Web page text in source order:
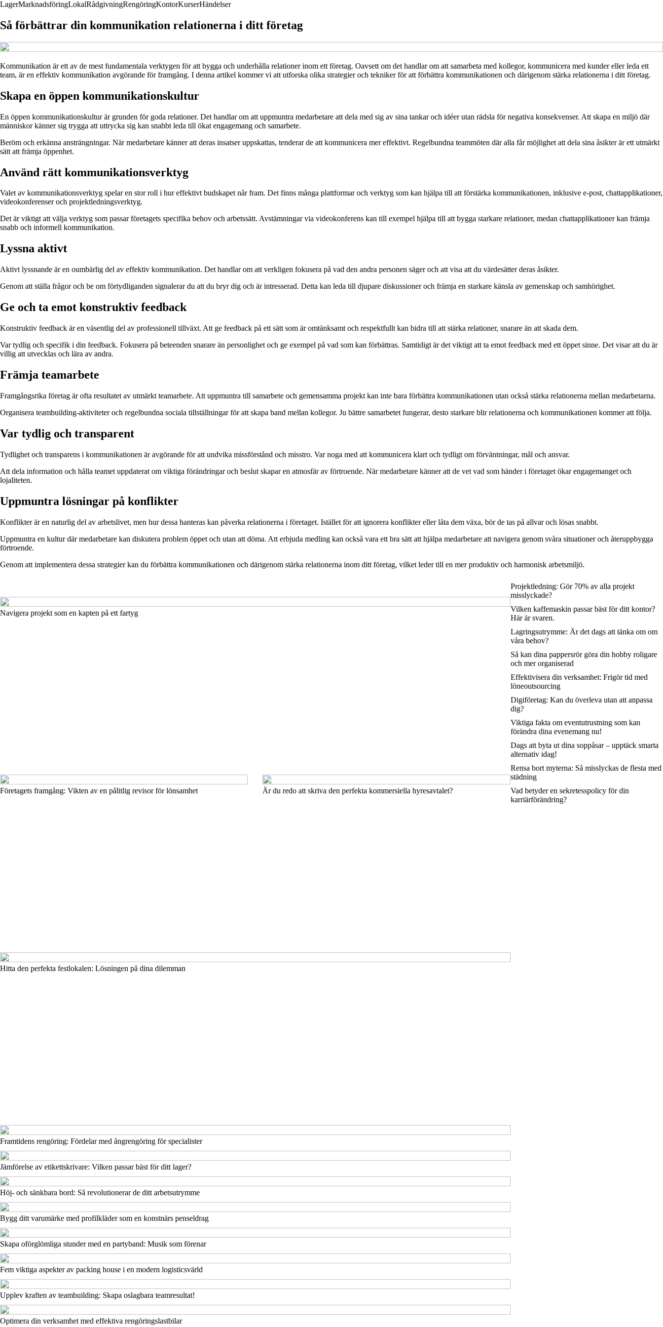
LagerMarknadsföringLokalRådgivningRengöringKontorKurserHändelser
Så förbättrar din kommunikation relationerna i ditt företag
Kommunikation är ett av de mest fundamentala verktygen för att bygga och underhålla relationer inom ett företag. Oavsett om det handlar om att samarbeta med kollegor, kommunicera med kunder eller leda ett
team, är en effektiv kommunikation avgörande för framgång. I denna artikel kommer vi att utforska olika strategier och tekniker för att förbättra kommunikationen och därigenom stärka relationerna i ditt företag.
Skapa en öppen kommunikationskultur
En öppen kommunikationskultur är grunden för goda relationer. Det handlar om att uppmuntra medarbetare att dela med sig av sina tankar och idéer utan rädsla för negativa konsekvenser. Att skapa en miljö där
människor känner sig trygga att uttrycka sig kan snabbt leda till ökat engagemang och samarbete.
Beröm och erkänna ansträngningar. När medarbetare känner att deras insatser uppskattas, tenderar de att kommunicera mer effektivt. Regelbundna teammöten där alla får möjlighet att dela sina åsikter är ett utmärkt
sätt att främja öppenhet.
Använd rätt kommunikationsverktyg
Valet av kommunikationsverktyg spelar en stor roll i hur effektivt budskapet når fram. Det finns många plattformar och verktyg som kan hjälpa till att förstärka kommunikationen, inklusive e-post, chattapplikationer,
videokonferenser och projektledningsverktyg.
Det är viktigt att välja verktyg som passar företagets specifika behov och arbetssätt. Avstämningar via videokonferens kan till exempel hjälpa till att bygga starkare relationer, medan chattapplikationer kan främja
snabb och informell kommunikation.
Lyssna aktivt
Aktivt lyssnande är en oumbärlig del av effektiv kommunikation. Det handlar om att verkligen fokusera på vad den andra personen säger och att visa att du värdesätter deras åsikter.
Genom att ställa frågor och be om förtydliganden signalerar du att du bryr dig och är intresserad. Detta kan leda till djupare diskussioner och främja en starkare känsla av gemenskap och samhörighet.
Ge och ta emot konstruktiv feedback
Konstruktiv feedback är en väsentlig del av professionell tillväxt. Att ge feedback på ett sätt som är omtänksamt och respektfullt kan bidra till att stärka relationer, snarare än att skada dem.
Var tydlig och specifik i din feedback. Fokusera på beteenden snarare än personlighet och ge exempel på vad som kan förbättras. Samtidigt är det viktigt att ta emot feedback med ett öppet sinne. Det visar att du är
villig att utvecklas och lära av andra.
Främja teamarbete
Framgångsrika företag är ofta resultatet av utmärkt teamarbete. Att uppmuntra till samarbete och gemensamma projekt kan inte bara förbättra kommunikationen utan också stärka relationerna mellan medarbetarna.
Organisera teambuilding-aktiviteter och regelbundna sociala tillställningar för att skapa band mellan kollegor. Ju bättre samarbetet fungerar, desto starkare blir relationerna och kommunikationen kommer att följa.
Var tydlig och transparent
Tydlighet och transparens i kommunikationen är avgörande för att undvika missförstånd och misstro. Var noga med att kommunicera klart och tydligt om förväntningar, mål och ansvar.
Att dela information och hålla teamet uppdaterat om viktiga förändringar och beslut skapar en atmosfär av förtroende. När medarbetare känner att de vet vad som händer i företaget ökar engagemanget och
lojaliteten.
Uppmuntra lösningar på konflikter
Konflikter är en naturlig del av arbetslivet, men hur dessa hanteras kan påverka relationerna i företaget. Istället för att ignorera konflikter eller låta dem växa, bör de tas på allvar och lösas snabbt.
Uppmuntra en kultur där medarbetare kan diskutera problem öppet och utan att döma. Att erbjuda medling kan också vara ett bra sätt att hjälpa medarbetare att navigera genom svåra situationer och återuppbygga
förtroende.
Genom att implementera dessa strategier kan du förbättra kommunikationen och därigenom stärka relationerna inom ditt företag, vilket leder till en mer produktiv och harmonisk arbetsmiljö.
Navigera projekt som en kapten på ett fartyg
Företagets framgång: Vikten av en pålitlig revisor för lönsamhet Är du redo att skriva den perfekta kommersiella hyresavtalet?
Hitta den perfekta festlokalen: Lösningen på dina dilemman
Framtidens rengöring: Fördelar med ångrengöring för specialister
Jämförelse av etikettskrivare: Vilken passar bäst för ditt lager?
Höj- och sänkbara bord: Så revolutionerar de ditt arbetsutrymme
Bygg ditt varumärke med profilkläder som en konstnärs penseldrag
Skapa oförglömliga stunder med en partyband: Musik som förenar
Fem viktiga aspekter av packing house i en modern logisticsvärld
Upplev kraften av teambuilding: Skapa oslagbara teamresultat!
Optimera din verksamhet med effektiva rengöringslastbilar
Projektledning: Gör 70% av alla projekt
misslyckade?
Vilken kaffemaskin passar bäst för ditt kontor?
Här är svaren.
Lagringsutrymme: Är det dags att tänka om om
våra behov?
Så kan dina pappersrör göra din hobby roligare
och mer organiserad
Effektivisera din verksamhet: Frigör tid med
löneoutsourcing
Digiföretag: Kan du överleva utan att anpassa
dig?
Viktiga fakta om eventutrustning som kan
förändra dina evenemang nu!
Dags att byta ut dina soppåsar – upptäck smarta
alternativ idag!
Rensa bort myterna: Så misslyckas de flesta med
städning
Vad betyder en sekretesspolicy för din
karriärförändring?